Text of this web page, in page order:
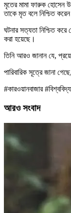
মৃতের মামা ফারুক হোসেন
তাকে মৃত বলে নিশ্চিত
ঘটনার সত্যতা নিশ্চিত
করা হয়েছে।
তিনি আরও জানান যে,
পারিবারিক সূত্রে জানা
#কারওয়ানবাজার
আরও সংবাদ